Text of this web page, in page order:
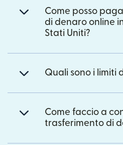
Come posso
di denaro online
Stati Uniti?
Quali sono i limiti
Come faccio a
trasferimento di